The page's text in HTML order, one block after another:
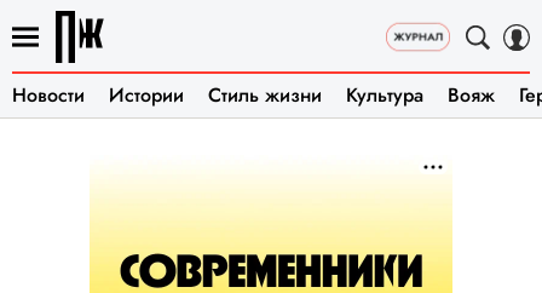
Новости Истории Стиль жизни Культура Вояж